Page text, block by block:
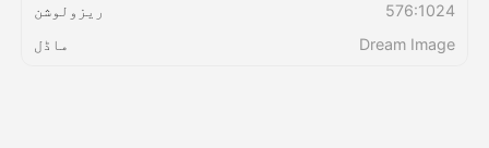
ریزولوشن
576:1024
ماڈل
Dream Image